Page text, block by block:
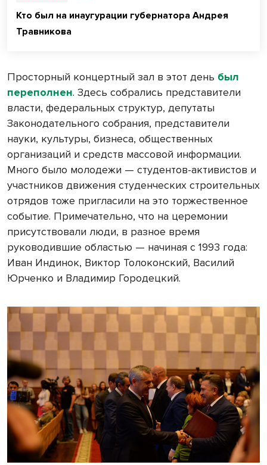
Кто был на инаугурации губернатора Андрея
Травникова
Просторный концертный зал в этот день был
переполнен. Здесь собрались представители
власти, федеральных структур, депутаты
Законодательного собрания, представители
науки, культуры, бизнеса, общественных
организаций и средств массовой информации.
Много было молодежи — студентов-активистов и
участников движения студенческих строительных
отрядов тоже пригласили на это торжественное
событие. Примечательно, что на церемонии
присутствовали люди, в разное время
руководившие областью — начиная с 1993 года:
Иван Индинок, Виктор Толоконский, Василий
Юрченко и Владимир Городецкий.